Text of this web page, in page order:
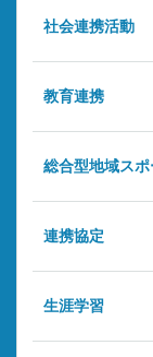
社会連携活動
教育連携
総合型地域ス
連携協定
生涯学習